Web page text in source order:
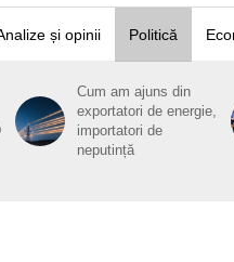
și opinii Politică
Cum am ajuns din
exportatori de energie,
importatori de
neputință